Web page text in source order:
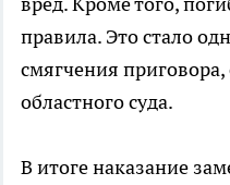
правила. Это стало
смягчения
областного суда.
В итоге наказание